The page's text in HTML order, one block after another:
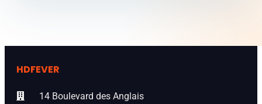
HDFEVER
14 Boulevard des Anglais